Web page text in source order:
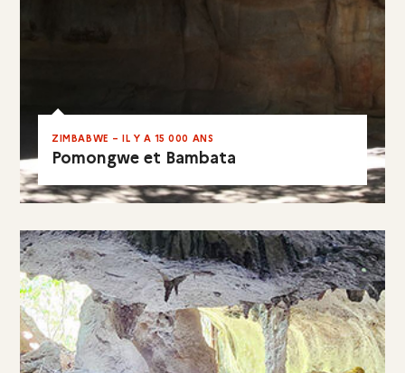
Pomongwe et Bambata
ZIMBABWE – IL Y A 15 000 ANS
EN RÉSUMÉ